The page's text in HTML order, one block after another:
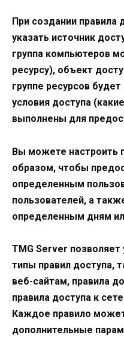
При создании правила
указать источник
группа компьютеров
ресурсу), объект
группе ресурсов
условия доступа
выполнены для
Вы можете настроить
образом, чтобы
определенным
пользователей, а
определенным дням
TMG Server позволяет
типы правил доступа,
веб-сайтам, правила
правила доступа к
Каждое правило
дополнительные